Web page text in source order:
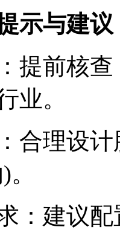
与建议
前核查
业。
理设计
建议配